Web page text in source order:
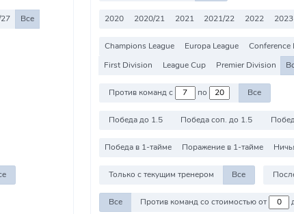
Все 2020 2020/21 2021 2021/22 2022 2023
Champions League Europa League Conference
First Division
League Cup Premier Division
Против команд с по Все
Победа до 1.5 Победа соп. до 1.5
Победа в 1-тайме Поражение в 1-тайме
Только с текущим тренером Все
Все Против команд со стоимостью от